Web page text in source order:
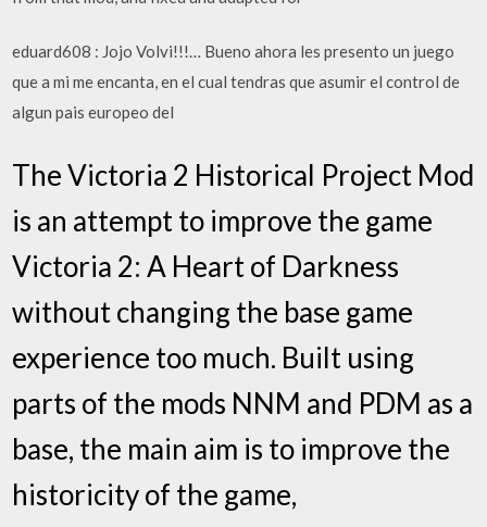
eduard608 : Jojo Volvi!!!… Bueno ahora les presento un juego
que a mi me encanta, en el cual tendras que asumir el control de
algun pais europeo del
The Victoria 2 Historical Project Mod
is an attempt to improve the game
Victoria 2: A Heart of Darkness
without changing the base game
experience too much. Built using
parts of the mods NNM and PDM as a
base, the main aim is to improve the
historicity of the game,